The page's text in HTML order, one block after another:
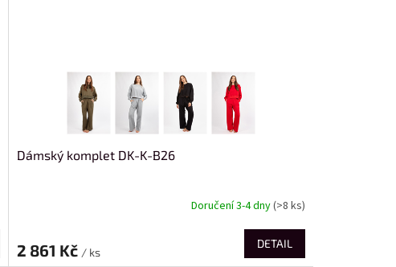
Dámský komplet DK-K-B26
Doručení 3-4 dny(>8 ks)
2 861 Kč / ks
DETAIL